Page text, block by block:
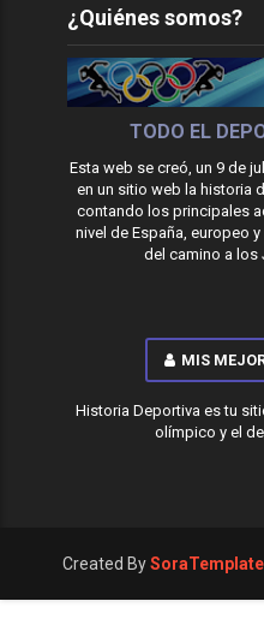
¿Quiénes somos?
TODO EL
Esta web se creó, un 9 de
en un sitio web la historia
contando los principales
nivel de España, europeo
del camino a los
MIS
Historia Deportiva es tu
olímpico y el
Created By